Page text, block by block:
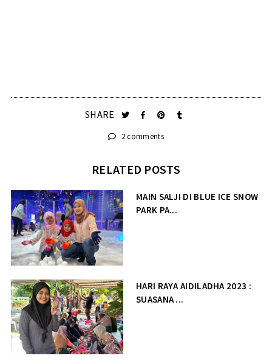
SHARE
2 comments
RELATED POSTS
MAIN SALJI DI BLUE ICE SNOW
PARK PA...
HARI RAYA AIDILADHA 2023 :
SUASANA ...